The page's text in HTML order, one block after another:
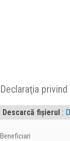
Declaraţia
Descarcă fișierul :
Beneficiari